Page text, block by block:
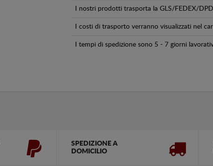
I nostri prodotti trasporta la GLS/FEDEX/
I costi di trasporto verranno visualizzati nel
I tempi di spedizione sono 5 - 7 giorni
SPEDIZIONE A
DOMICILIO